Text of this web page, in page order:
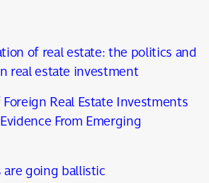
of real estate: the politics and
real estate investment
Real Estate Investments
From Emerging
are going ballistic